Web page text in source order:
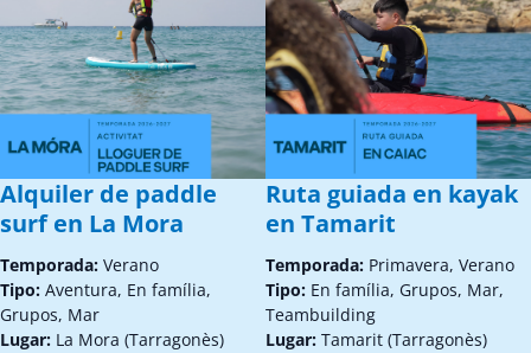
Alquiler de paddle
surf en La Mora
Temporada: Verano
Tipo: Aventura, En família,
Grupos, Mar
Lugar: La Mora (Tarragonès)
Ruta guiada en kayak
en Tamarit
Temporada: Primavera, Verano
Tipo: En família, Grupos, Mar,
Teambuilding
Lugar: Tamarit (Tarragonès)